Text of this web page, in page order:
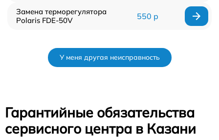
Замена терморегулятора
Polaris FDE-50V
550 р
У меня другая неисправность
Гарантийные обязательства
сервисного центра в Казани